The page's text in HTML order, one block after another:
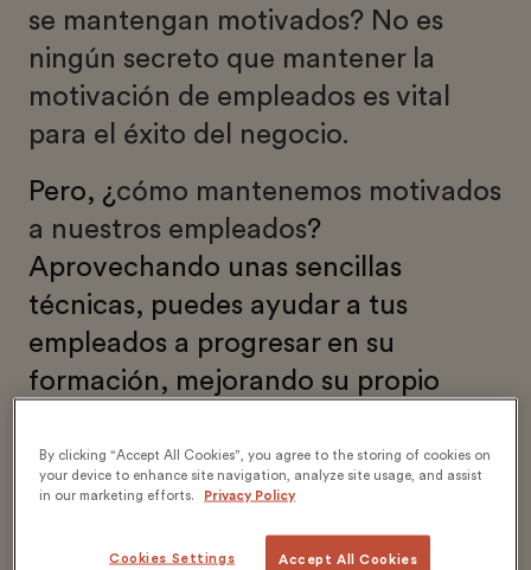
se mantengan motivados? No es
ningún secreto que mantener la
motivación de empleados es vital
para el éxito del negocio.
Pero, ¿cómo mantenemos motivados
a nuestros empleados?
Aprovechando unas sencillas
técnicas, puedes ayudar a tus
empleados a progresar en su
formación, mejorando su propio
instancia, apoyando a la empresa en
la consecución de sus objetivos.
By clicking “Accept All Cookies”, you agree to the storing of cookies on
your device to enhance site navigation, analyze site usage, and assist
in our marketing efforts.
Privacy Policy
Accept All Cookies
Cookies Settings